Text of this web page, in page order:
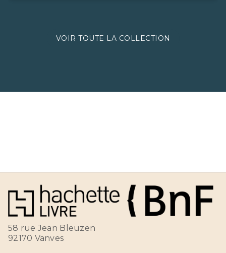
VOIR TOUTE LA COLLECTION
58 rue Jean Bleuzen
92170 Vanves